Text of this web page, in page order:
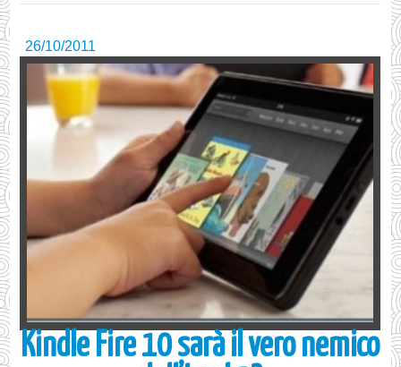
26/10/2011
Kindle Fire 10 sarà il vero nemico